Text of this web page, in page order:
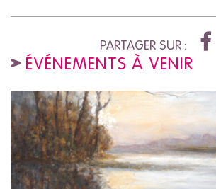
PARTAGER SUR :
ÉVÉNEMENTS À VENIR